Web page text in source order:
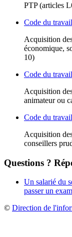
PTP (articles
Code du
Acquisition
économique,
10)
Code du
Acquisition
animateur ou
Code du
Acquisition
conseillers
Questions ?
Un salarié du
passer un
© Direction de